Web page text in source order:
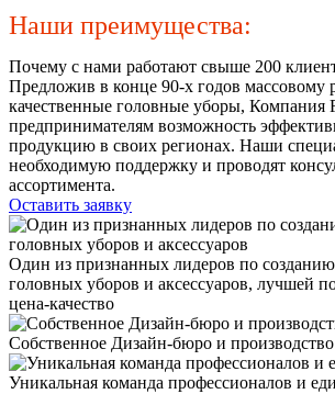
Наши преимущества:
Почему с нами работают свыше 200
Предложив в конце 90-х годов массовому
качественные головные уборы, Компания
предпринимателям возможность
продукцию в своих регионах. Наши
необходимую поддержку и проводят
ассортимента.
Оставить заявку
Один из признанных лидеров по
головных уборов и аксессуаров, лучшей
цена-качество
Собственное Дизайн-бюро и производство
Уникальная команда профессионалов и